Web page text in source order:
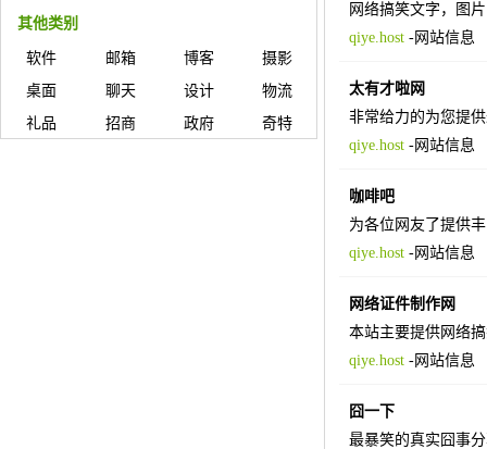
其他类别
软件 邮箱 博客
摄影
桌面
聊天 设计
物流
礼品
招商 政府 奇特
网络搞笑文字，图
qiye.host-网站信息
太有才啦网
非常给力的为您提
qiye.host-网站信息
咖啡吧
为各位网友了提供
qiye.host-网站信息
网络证件制作网
本站主要提供网络
qiye.host-网站信息
囧一下
最暴笑的真实囧事